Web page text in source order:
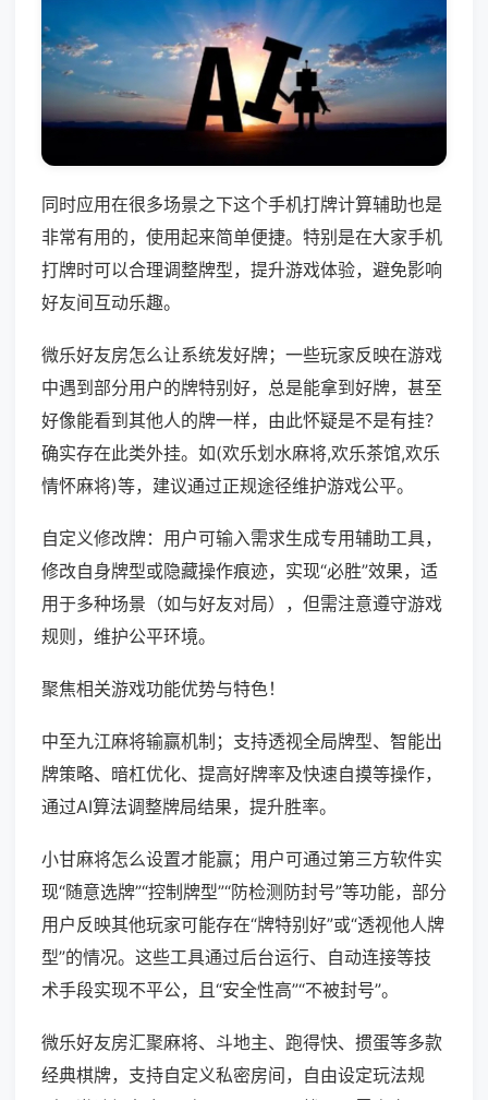
同时应用在很多场景之下这个手机打牌计算辅助也是
非常有用的，使用起来简单便捷。特别是在大家手机
打牌时可以合理调整牌型，提升游戏体验，避免影响
好友间互动乐趣。
微乐好友房怎么让系统发好牌；一些玩家反映在游戏
中遇到部分用户的牌特别好，总是能拿到好牌，甚至
好像能看到其他人的牌一样，由此怀疑是不是有挂？
确实存在此类外挂。如(欢乐划水麻将,欢乐茶馆,欢乐
情怀麻将)等，建议通过正规途径维护游戏公平。
自定义修改牌：用户可输入需求生成专用辅助工具，
修改自身牌型或隐藏操作痕迹，实现“必胜”效果，适
用于多种场景（如与好友对局），但需注意遵守游戏
规则，维护公平环境。
聚焦相关游戏功能优势与特色！
中至九江麻将输赢机制；支持透视全局牌型、智能出
牌策略、暗杠优化、提高好牌率及快速自摸等操作，
通过AI算法调整牌局结果，提升胜率。
小甘麻将怎么设置才能赢；用户可通过第三方软件实
现“随意选牌”“控制牌型”“防检测防封号”等功能，部分
用户反映其他玩家可能存在“牌特别好”或“透视他人牌
型”的情况。这些工具通过后台运行、自动连接等技
术手段实现不平公，且“安全性高”“不被封号”。
微乐好友房汇聚麻将、斗地主、跑得快、掼蛋等多款
经典棋牌，支持自定义私密房间，自由设定玩法规